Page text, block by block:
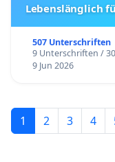
Lebenslänglich
507 Unterschriften
9 Unterschriften /
9 Jun 2026
1 2 3 4